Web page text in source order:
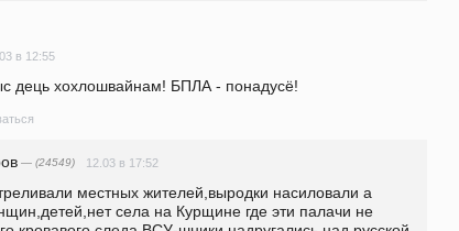
в 12:55
дець хохлошвайнам! БПЛА - понадусё!
— (24549) 12.03 в 17:52
местных жителей,выродки насиловали а
села на Курщине где эти палачи не